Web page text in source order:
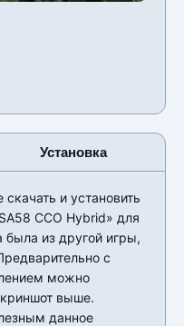
Установка
и установить
CCO Hybrid» для
была из другой игры,
с
можно
выше.
данное